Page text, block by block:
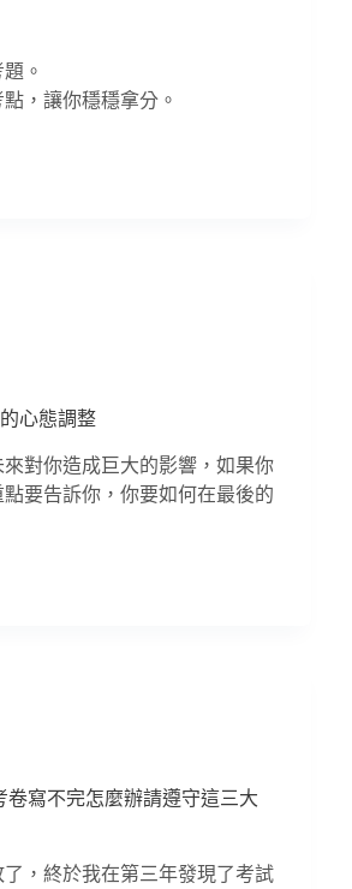
。
，讓你穩穩拿分。
心態調整
對你造成巨大的影響，如果你
要告訴你，你要如何在最後的
寫不完怎麼辦請遵守這三大
，終於我在第三年發現了考試